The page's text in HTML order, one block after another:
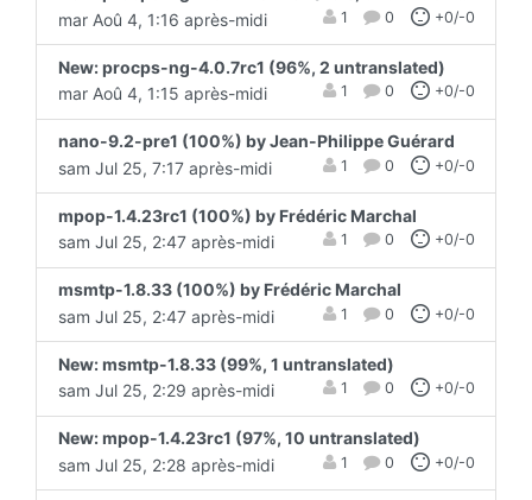
mar Aoû 4, 1:16 après-midi
1 0 +0/-0
New: procps-ng-4.0.7rc1 (96%, 2 untranslated)
mar Aoû 4, 1:15 après-midi
1 0 +0/-0
nano-9.2-pre1 (100%) by Jean-Philippe Guérard
sam Jul 25, 7:17 après-midi
1 0 +0/-0
mpop-1.4.23rc1 (100%) by Frédéric Marchal
sam Jul 25, 2:47 après-midi
1 0 +0/-0
msmtp-1.8.33 (100%) by Frédéric Marchal
sam Jul 25, 2:47 après-midi
1 0 +0/-0
New: msmtp-1.8.33 (99%, 1 untranslated)
sam Jul 25, 2:29 après-midi
1 0 +0/-0
New: mpop-1.4.23rc1 (97%, 10 untranslated)
sam Jul 25, 2:28 après-midi
1 0 +0/-0